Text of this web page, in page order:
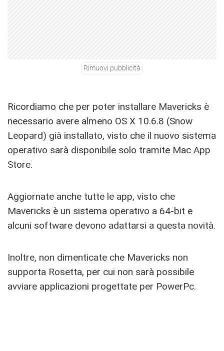
Rimuovi pubblicità
Ricordiamo che per poter installare Mavericks è
necessario avere almeno OS X 10.6.8 (Snow
Leopard) già installato, visto che il nuovo sistema
operativo sarà disponibile solo tramite Mac App
Store.
Aggiornate anche tutte le app, visto che
Mavericks è un sistema operativo a 64-bit e
alcuni software devono adattarsi a questa novità.
Inoltre, non dimenticate che Mavericks non
supporta Rosetta, per cui non sarà possibile
avviare applicazioni progettate per PowerPc.